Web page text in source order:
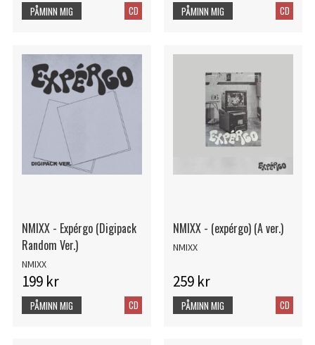
CD
PÅMINN MIG CD
PÅMINN MIG
NMIXX - Expérgo (Digipack
Random Ver.)
NMIXX
199 kr
CD
PÅMINN MIG
NMIXX - (expérgo) (A ver.)
NMIXX
259 kr
CD
PÅMINN MIG